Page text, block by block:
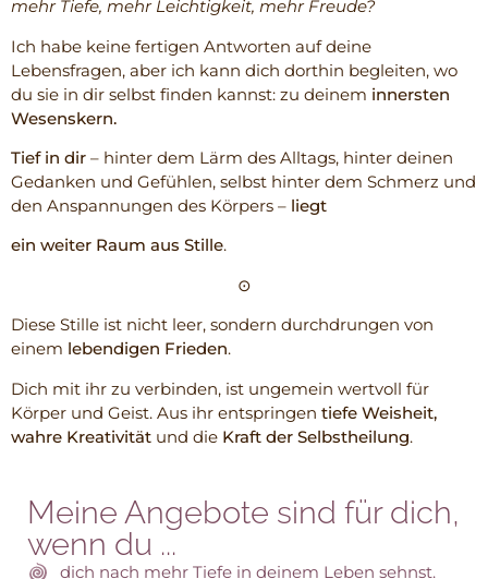
mehr Tiefe, mehr Leichtigkeit, mehr Freude?
Ich habe keine fertigen Antworten auf deine
Lebensfragen, aber ich kann dich dorthin begleiten, wo
du sie in dir selbst finden kannst: zu deinem innersten
Wesenskern.
Tief in dir – hinter dem Lärm des Alltags, hinter deinen
Gedanken und Gefühlen, selbst hinter dem Schmerz und
den Anspannungen des Körpers – liegt
ein weiter Raum aus Stille.
⊙
Diese Stille ist nicht leer, sondern durchdrungen von
einem lebendigen Frieden.
Dich mit ihr zu verbinden, ist ungemein wertvoll für
Körper und Geist. Aus ihr entspringen tiefe Weisheit,
wahre Kreativität und die Kraft der Selbstheilung.
Meine Angebote sind für dich,
wenn du ...
dich nach mehr Tiefe in deinem Leben sehnst.